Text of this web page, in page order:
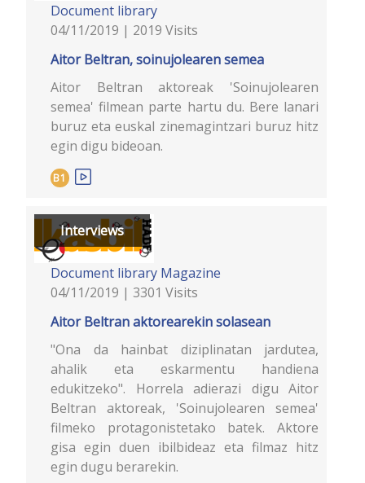
Document library
04/11/2019 | 2019 Visits
Aitor Beltran, soinujolearen semea
Aitor Beltran aktoreak 'Soinujolearen
semea' filmean parte hartu du. Bere lanari
buruz eta euskal zinemagintzari buruz hitz
egin digu bideoan.
B1
Interviews
Document library Magazine
04/11/2019 | 3301 Visits
Aitor Beltran aktorearekin solasean
"Ona da hainbat diziplinatan jardutea,
ahalik eta eskarmentu handiena
edukitzeko". Horrela adierazi digu Aitor
Beltran aktoreak, 'Soinujolearen semea'
filmeko protagonistetako batek. Aktore
gisa egin duen ibilbideaz eta filmaz hitz
egin dugu berarekin.